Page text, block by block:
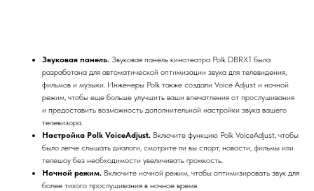
Звуковая панель. Звуковая панель кинотеатра Polk DBRX1 была
разработана для автоматической оптимизации звука для телевидения,
фильмов и музыки. Инженеры Polk также создали Voice Adjust и ночной
режим, чтобы еще больше улучшить ваши впечатления от прослушивания
и предоставить возможность дополнительной настройки звука вашего
телевизора.
Настройка Polk VoiceAdjust. Включите функцию Polk VoiceAdjust, чтобы
было легче слышать диалоги, смотрите ли вы спорт, новости, фильмы или
телешоу без необходимости увеличивать громкость.
Ночной режим. Включите ночной режим, чтобы оптимизировать звук для
более тихого прослушивания в ночное время.